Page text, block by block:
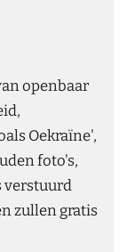
openbaar
Oekraïne',
foto's,
verstuurd
zullen gratis